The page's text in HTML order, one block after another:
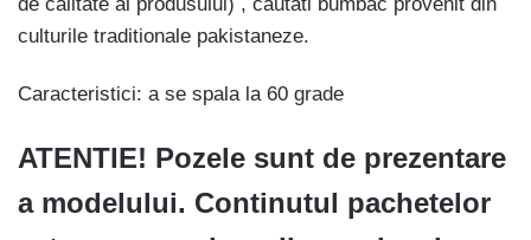
culturile traditionale pakistaneze.
Caracteristici: a se spala la 60 grade
ATENTIE! Pozele sunt de prezentare
a modelului. Continutul pachetelor